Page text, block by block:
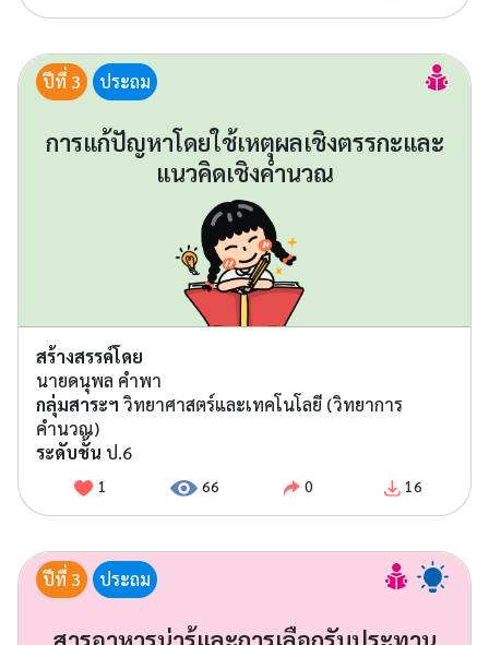
ปีที่ 3 ประถม
การแก้ปัญหาโดยใช้เหตุผลเชิงตรรกะและ
แนวคิดเชิงคำนวณ
สร้างสรรค์โดย
นายดนุพล คำพา
กลุ่มสาระฯ วิทยาศาสตร์และเทคโนโลยี (วิทยาการ
คำนวณ)
ระดับชั้น ป.6
1 66 0 16
ปีที่ 3 ประถม